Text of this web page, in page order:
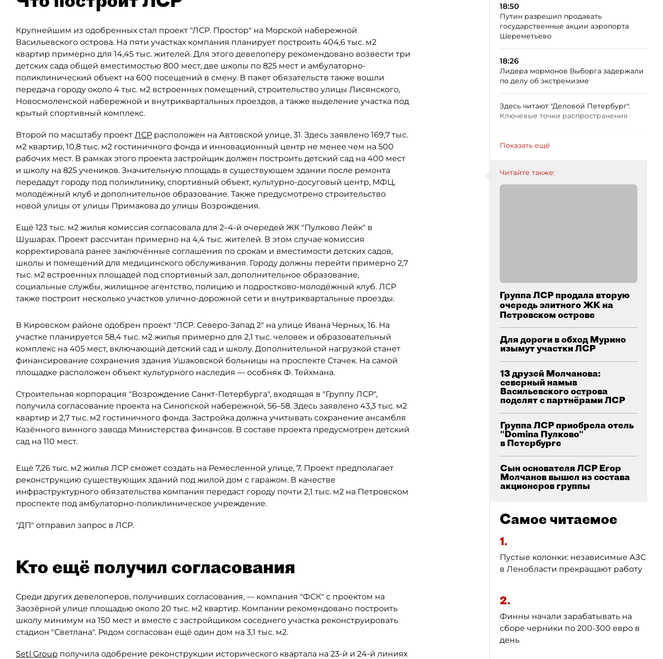
Крупнейшим из одобренных стал проект "ЛСР. Простор" на Морской набережной
Васильевского острова. На пяти участках компания планирует построить 404,6 тыс. м2
квартир примерно для 14,45 тыс. жителей. Для этого девелоперу рекомендовано возвести три
детских сада общей вместимостью 800 мест, две школы по 825 мест и амбулаторно-
поликлинический объект на 600 посещений в смену. В пакет обязательств также вошли
передача городу около 4 тыс. м2 встроенных помещений, строительство улицы Лисянского,
Новосмоленской набережной и внутриквартальных проездов, а также выделение участка под
крытый спортивный комплекс.
Второй по масштабу проект ЛСР расположен на Автовской улице, 31. Здесь заявлено 169,7 тыс.
м2 квартир, 10,8 тыс. м2 гостиничного фонда и инновационный центр не менее чем на 500
рабочих мест. В рамках этого проекта застройщик должен построить детский сад на 400 мест
и школу на 825 учеников. Значительную площадь в существующем здании после ремонта
передадут городу под поликлинику, спортивный объект, культурно-досуговый центр, МФЦ,
молодёжный клуб и дополнительное образование. Также предусмотрено строительство
новой улицы от улицы Примакова до улицы Возрождения.
Ещё 123 тыс. м2 жилья комиссия согласовала для 2–4-й очередей ЖК "Пулково Лейк" в
Шушарах. Проект рассчитан примерно на 4,4 тыс. жителей. В этом случае комиссия
корректировала ранее заключённые соглашения по срокам и вместимости детских садов,
школы и помещений для медицинского обслуживания. Городу должны перейти примерно 2,7
тыс. м2 встроенных площадей под спортивный зал, дополнительное образование,
социальные службы, жилищное агентство, полицию и подростково-молодёжный клуб. ЛСР
также построит несколько участков улично-дорожной сети и внутриквартальные проезды.
В Кировском районе одобрен проект "ЛСР. Северо-Запад 2" на улице Ивана Черных, 16. На
участке планируется 58,4 тыс. м2 жилья примерно для 2,1 тыс. человек и образовательный
комплекс на 405 мест, включающий детский сад и школу. Дополнительной нагрузкой станет
финансирование сохранения здания Ушаковской больницы на проспекте Стачек. На самой
площадке расположен объект культурного наследия — особняк Ф. Тейхмана.
Строительная корпорация "Возрождение Санкт-Петербурга", входящая в "Группу ЛСР",
получила согласование проекта на Синопской набережной, 56–58. Здесь заявлено 43,3 тыс. м2
квартир и 2,7 тыс. м2 гостиничного фонда. Застройка должна учитывать сохранение ансамбля
Казённого винного завода Министерства финансов. В составе проекта предусмотрен детский
сад на 110 мест.
Ещё 7,26 тыс. м2 жилья ЛСР сможет создать на Ремесленной улице, 7. Проект предполагает
реконструкцию существующих зданий под жилой дом с гаражом. В качестве
инфраструктурного обязательства компания передаст городу почти 2,1 тыс. м2 на Петровском
проспекте под амбулаторно-поликлиническое учреждение.
"ДП" отправил запрос в ЛСР.
Кто ещё получил согласования
Среди других девелоперов, получивших согласования, — компания "ФСК" с проектом на
Заозёрной улице площадью около 20 тыс. м2 квартир. Компании рекомендовано построить
школу минимум на 150 мест и вместе с застройщиком соседнего участка реконструировать
стадион "Светлана". Рядом согласован ещё один дом на 3,1 тыс. м2.
Setl Group получила одобрение реконструкции исторического квартала на 23-й и 24-й линиях
18:50
Путин разрешил продавать
государственные акции аэропорта
Шереметьево
18:26
Лидера мормонов Выборга задержали
по делу об экстремизме
Здесь читают "Деловой Петербург".
Ключевые точки распространения
Показать ещё
Читайте также:
Группа ЛСР продала вторую
очередь элитного ЖК на
Петровском острове
Для дороги в обход Мурино
изымут участки ЛСР
13 друзей Молчанова:
северный намыв
Васильевского острова
поделят с партнёрами ЛСР
Группа ЛСР приобрела отель
"Domina Пулково"
в Петербурге
Сын основателя ЛСР Егор
Молчанов вышел из состава
акционеров группы
Самое читаемое
1.
Пустые колонки: независимые АЗС
в Ленобласти прекращают работу
2.
Финны начали зарабатывать на
сборе черники по 200-300 евро в
день